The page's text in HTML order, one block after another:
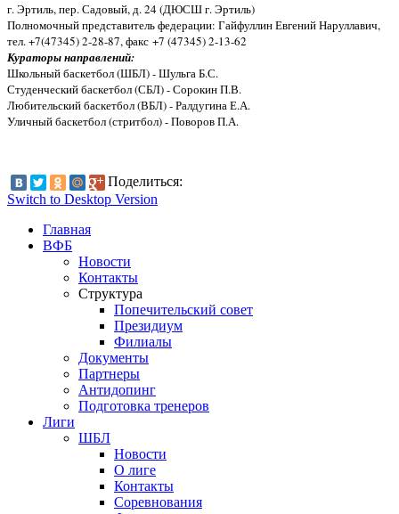
г. Эртиль, пер. Садовый, д. 24 (ДЮСШ г. Эртиль)
Полномочный представитель федерации: Гайфуллин Евгений Наруллавич,
тел. +7(47345) 2-28-87, факс +7 (47345) 2-13-62
Кураторы направлений:
Школьный баскетбол (ШБЛ) - Шульга Б.С.
Студенческий баскетбол (СБЛ) - Сорокин П.В.
Любительский баскетбол (ВБЛ) - Ралдугина Е.А.
Уличный баскетбол (стритбол) - Поворов П.А.
Поделиться:
Switch to Desktop Version
Главная
ВФБ
Новости
Контакты
Структура
Попечительский совет
Президиум
Филиалы
Документы
Партнеры
Антидопинг
Подготовка тренеров
Лиги
ШБЛ
Новости
О лиге
Контакты
Соревнования